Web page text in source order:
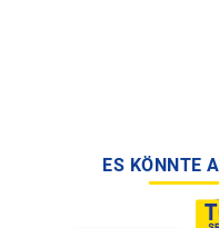
ES KÖNNTE